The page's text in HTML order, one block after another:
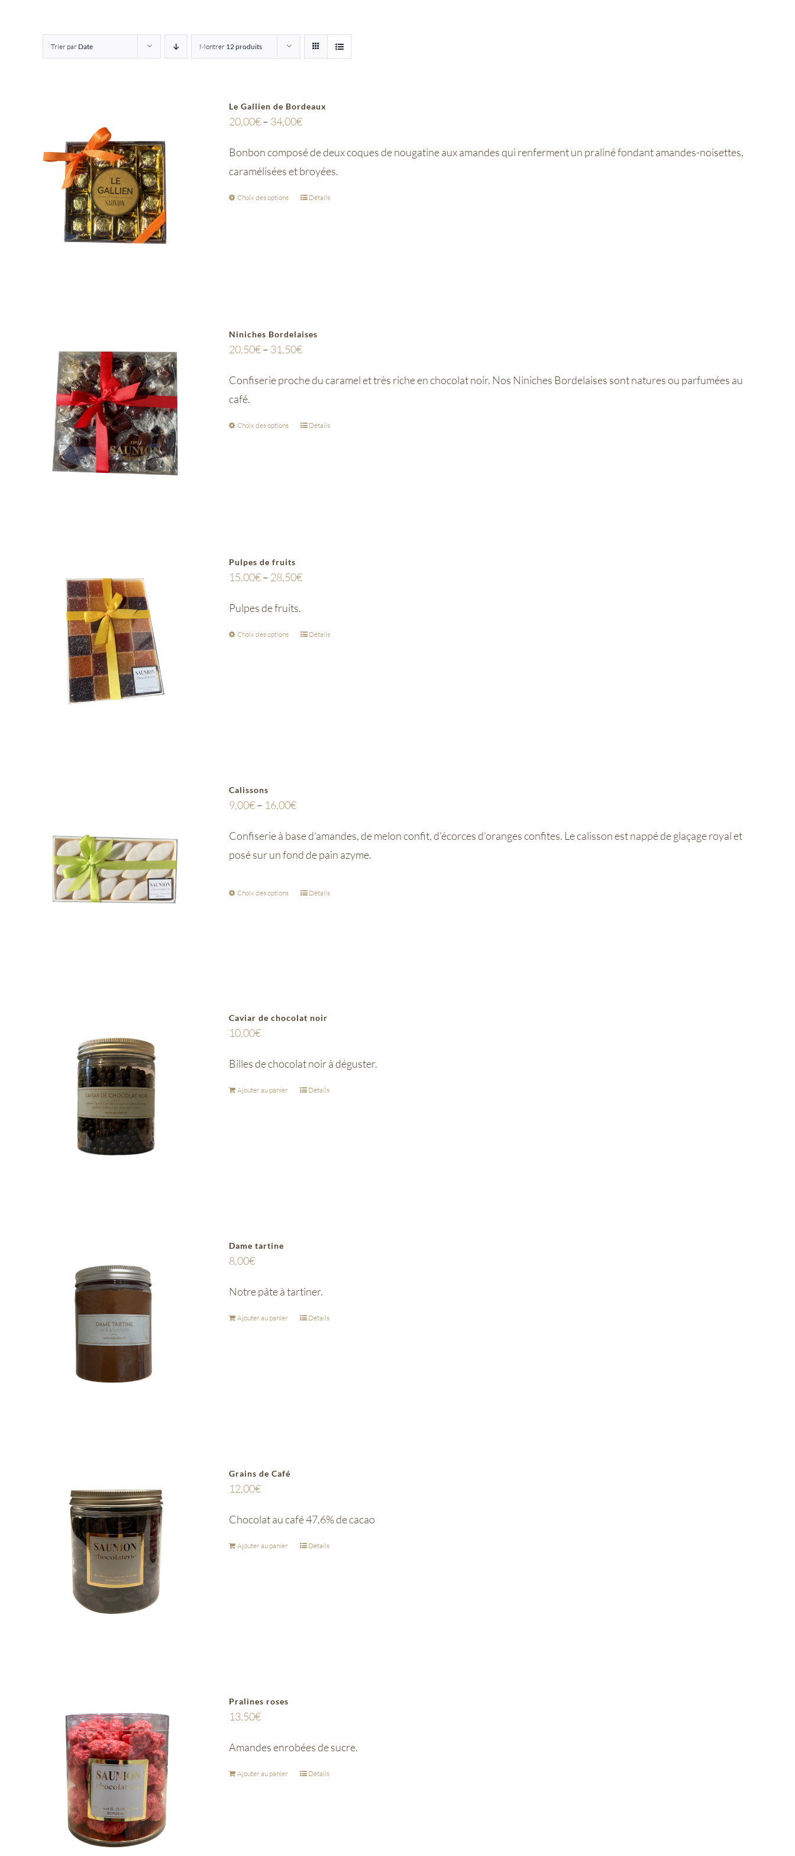
Trier par Date Montrer 12 produits
Le Gallien de Bordeaux
20,00€– 34,00€
Bonbon composé de deux coques de nougatine aux amandes qui renferment un praliné fondant amandes-noisettes,
caramélisées et broyées.
Choix des options Détails
Niniches Bordelaises
20,50€– 31,50€
Confiserie proche du caramel et très riche en chocolat noir. Nos Niniches Bordelaises sont natures ou parfumées au
café.
Choix des options Détails
Pulpes de fruits
15,00€– 28,50€
Pulpes de fruits.
Choix des options Détails
Calissons
9,00€– 16,00€
Confiserie à base d'amandes, de melon confit, d'écorces d'oranges confites. Le calisson est nappé de glaçage royal et
posé sur un fond de pain azyme.
Choix des options Détails
Caviar de chocolat noir
10,00€
Billes de chocolat noir à déguster.
Ajouter au panier Détails
Dame tartine
8,00€
Notre pâte à tartiner.
Ajouter au panier Détails
Grains de Café
12,00€
Chocolat au café 47.6% de cacao
Ajouter au panier Détails
Pralines roses
13,50€
Amandes enrobées de sucre.
Ajouter au panier Détails